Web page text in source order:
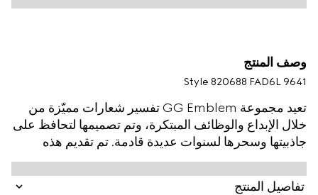
وصف المنتج
Style ‎820688 FAD6L 9641
تعيد مجموعة GG Emblem تفسير شعارات مميّزة من
خلال الإبداع والوظائف المبتكرة، وتم تصميمها لتحافظ على
جاذبيتها وسحرها لسنوات عديدة قادمة. تم تقديم هذه
المحفظة باللونين البيج والأبيض مع حزام للمرة الأولى
ضمن المجموعة الأخيرة من الإكسسوارات الصغيرة، وهي
تفاصيل المنتج